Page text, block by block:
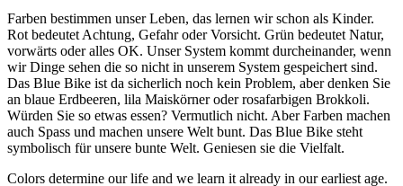
Farben bestimmen unser Leben, das lernen wir schon als Kinder.
Rot bedeutet Achtung, Gefahr oder Vorsicht. Grün bedeutet Natur,
vorwärts oder alles OK. Unser System kommt durcheinander, wenn
wir Dinge sehen die so nicht in unserem System gespeichert sind.
Das Blue Bike ist da sicherlich noch kein Problem, aber denken Sie
an blaue Erdbeeren, lila Maiskörner oder rosafarbigen Brokkoli.
Würden Sie so etwas essen? Vermutlich nicht. Aber Farben machen
auch Spass und machen unsere Welt bunt. Das Blue Bike steht
symbolisch für unsere bunte Welt. Geniesen sie die Vielfalt.
Colors determine our life and we learn it already in our earliest age.